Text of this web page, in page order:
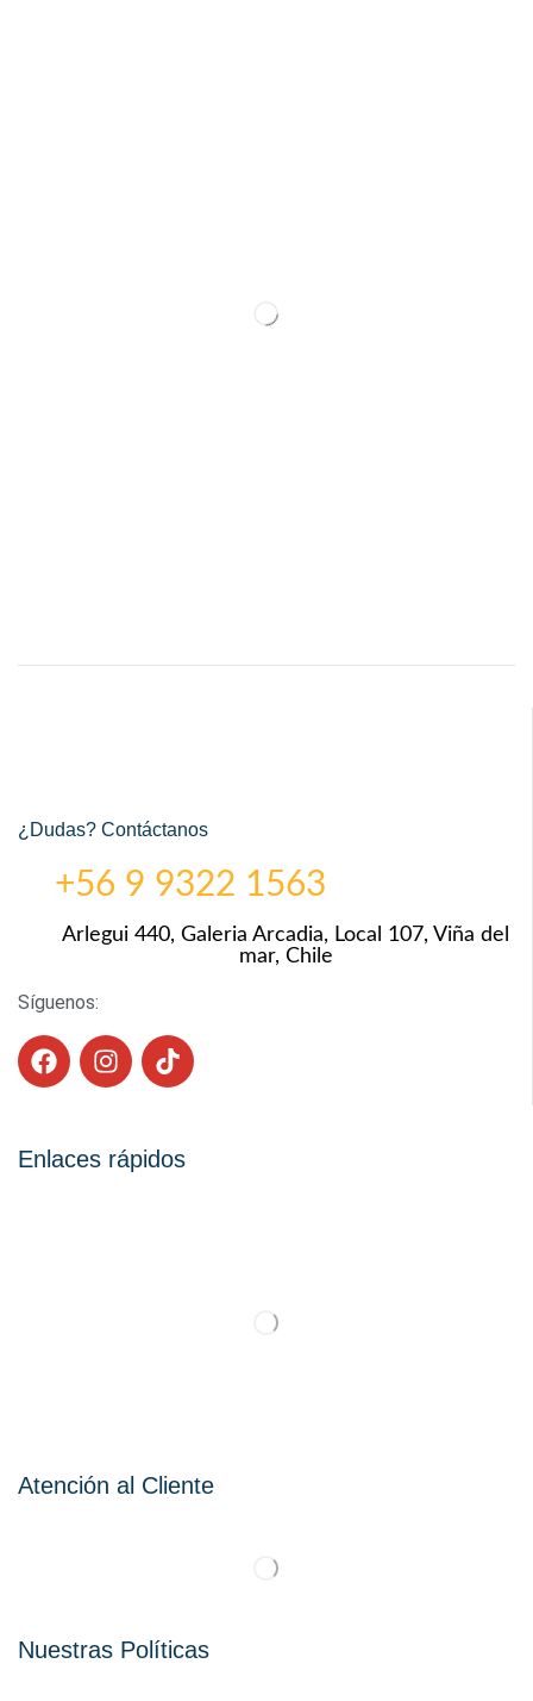
¿Dudas? Contáctanos
+56 9 9322 1563
Arlegui 440, Galeria Arcadia, Local 107, Viña del
mar, Chile
Síguenos:
Enlaces rápidos
Atención al Cliente
Nuestras Políticas